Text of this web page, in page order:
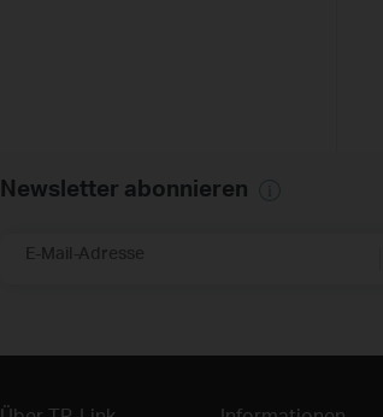
Newsletter abonnieren
E-Mail-Adresse